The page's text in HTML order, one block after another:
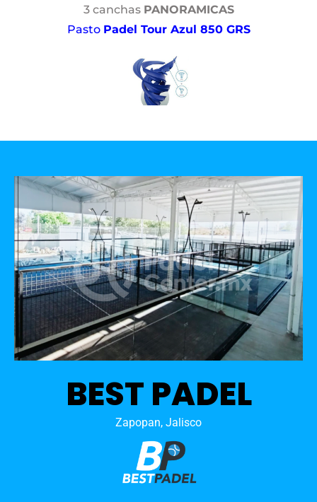
3 canchas PANORAMICAS
Pasto Padel Tour Azul 850 GRS
BEST PADEL
Zapopan, Jalisco